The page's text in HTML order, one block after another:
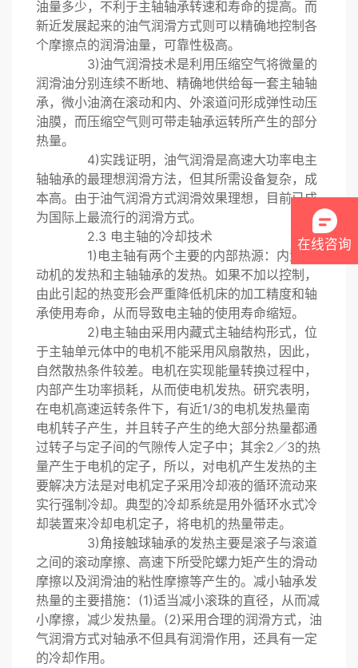
油量多少，不利于主轴轴承转速和寿命的提高。而
新近发展起来的油气润滑方式则可以精确地控制各
个摩擦点的润滑油量，可靠性极高。
3)油气润滑技术是利用压缩空气将微量的
润滑油分别连续不断地、精确地供给每一套主轴轴
承，微小油滴在滚动和内、外滚道问形成弹性动压
油膜，而压缩空气则可带走轴承运转所产生的部分
热量。
4)实践证明，油气润滑是高速大功率电主
轴轴承的最理想润滑方法，但其所需设备复杂，成
本高。由于油气润滑方式润滑效果理想，目前已成
为国际上最流行的润滑方式。
2.3 电主轴的冷却技术
1)电主轴有两个主要的内部热源：内置电
动机的发热和主轴轴承的发热。如果不加以控制，
由此引起的热变形会严重降低机床的加工精度和轴
承使用寿命，从而导致电主轴的使用寿命缩短。
2)电主轴由采用内藏式主轴结构形式，位
于主轴单元体中的电机不能采用风扇散热，因此，
自然散热条件较差。电机在实现能量转换过程中，
内部产生功率损耗，从而使电机发热。研究表明，
在电机高速运转条件下，有近1/3的电机发热量南
电机转子产生，并且转子产生的绝大部分热量都通
过转子与定子间的气隙传人定子中；其余2／3的热
量产生于电机的定子，所以，对电机产生发热的主
要解决方法是对电机定子采用冷却液的循环流动来
实行强制冷却。典型的冷却系统是用外循环水式冷
却装置来冷却电机定子，将电机的热量带走。
3)角接触球轴承的发热主要是滚子与滚道
之间的滚动摩擦、高速下所受陀螺力矩产生的滑动
摩擦以及润滑油的粘性摩擦等产生的。减小轴承发
热量的主要措施：(1)适当减小滚珠的直径，从而减
小摩擦，减少发热量。(2)采用合理的润滑方式，油
气润滑方式对轴承不但具有润滑作用，还具有一定
的冷却作用。
在线咨询